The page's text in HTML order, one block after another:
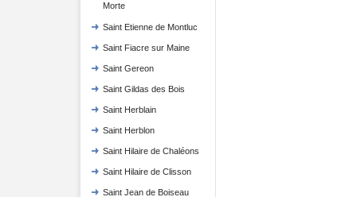
Morte
Saint Etienne de Montluc
Saint Fiacre sur Maine
Saint Gereon
Saint Gildas des Bois
Saint Herblain
Saint Herblon
Saint Hilaire de Chaléons
Saint Hilaire de Clisson
Saint Jean de Boiseau